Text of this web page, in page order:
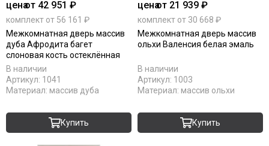
ценаот 42 951 ₽
комплект от 56 161 ₽
Межкомнатная дверь массив
дуба Афродита багет
слоновая кость остеклённая
В наличии
Артикул: 1041
Материал: массив дуба
Купить
ценаот 21 939 ₽
комплект от 30 668 ₽
Межкомнатная дверь массив
ольхи Валенсия белая эмаль
В наличии
Артикул: 1003
Материал: массив ольхи
Купить